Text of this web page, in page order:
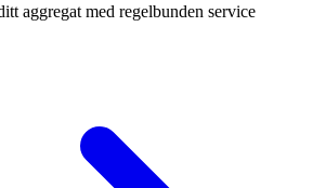
aggregat med regelbunden service